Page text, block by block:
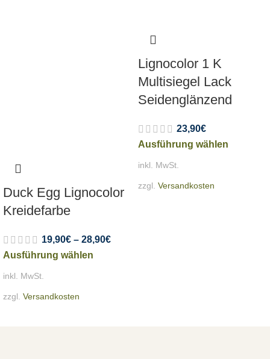
Duck Egg Lignocolor
Kreidefarbe
19,90€ – 28,90€
Ausführung wählen
inkl. MwSt.
zzgl. Versandkosten
Lignocolor 1 K
Multisiegel Lack
Seidenglänzend
23,90€
Ausführung wählen
inkl. MwSt.
zzgl. Versandkosten